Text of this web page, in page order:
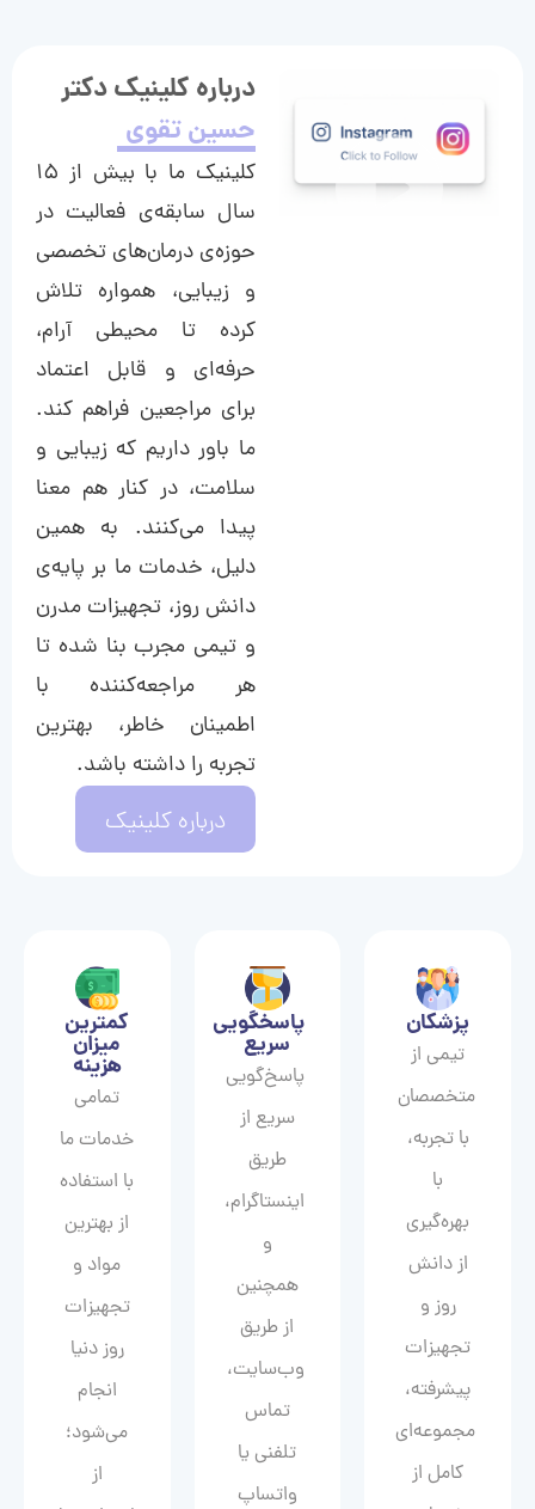
درباره کلینیک دکتر
حسین تقوی
کلینیک ما با بیش از ۱۵
سال سابقه‌ی فعالیت در
حوزه‌ی درمان‌های تخصصی
و زیبایی، همواره تلاش
کرده تا محیطی آرام،
حرفه‌ای و قابل اعتماد
برای مراجعین فراهم کند.
ما باور داریم که زیبایی و
سلامت، در کنار هم معنا
پیدا می‌کنند. به همین
دلیل، خدمات ما بر پایه‌ی
دانش روز، تجهیزات مدرن
و تیمی مجرب بنا شده تا
هر مراجعه‌کننده با
اطمینان خاطر، بهترین
تجربه را داشته باشد.
درباره کلینیک
پزشکان
تیمی از
متخصصان
با تجربه،
با
بهره‌گیری
از دانش
روز و
تجهیزات
پیشرفته،
مجموعه‌ای
کامل از
پاسخگویی
سریع
پاسخ‌گویی
سریع از
طریق
اینستاگرام،
و
همچنین
از طریق
وب‌سایت،
تماس
تلفنی یا
واتساپ
کمترین
میزان
هزینه
تمامی
خدمات ما
با استفاده
از بهترین
مواد و
تجهیزات
روز دنیا
انجام
می‌شود؛
از